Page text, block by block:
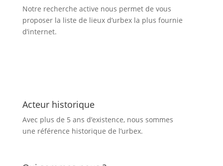
Notre recherche active nous permet de vous
proposer la liste de lieux d’urbexla plus fournie
d’internet.
Acteur historique
Avec plus de 5 ans d’existence, nous sommes
une référence historique de l’urbex.